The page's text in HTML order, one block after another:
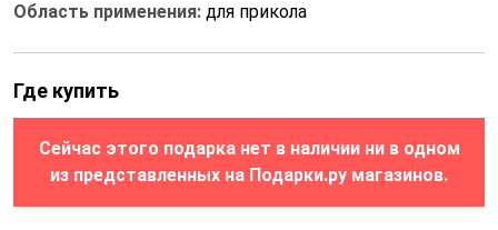
Область применения: для прикола
Где купить
Сейчас этого подарка нет в наличии ни в одном
из представленных на Подарки.ру магазинов.